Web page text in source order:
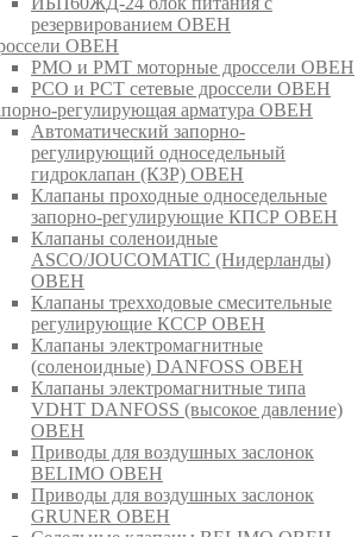
резервированием ОВЕН
ОВЕН
РМО и РМТ моторные дроссели ОВЕН
РСО и РСТ сетевые дроссели ОВЕН
регулирующая арматура ОВЕН
Автоматический запорно-
регулирующий односедельный
гидроклапан (КЗР) ОВЕН
Клапаны проходные односедельные
запорно-регулирующие КПСР ОВЕН
Клапаны соленоидные
ASCO/JOUCOMATIC (Нидерланды)
ОВЕН
Клапаны трехходовые смесительные
регулирующие КССР ОВЕН
Клапаны электромагнитные
(соленоидные) DANFOSS ОВЕН
Клапаны электромагнитные типа
VDHT DANFOSS (высокое давление)
ОВЕН
Приводы для воздушных заслонок
BELIMO ОВЕН
Приводы для воздушных заслонок
GRUNER ОВЕН